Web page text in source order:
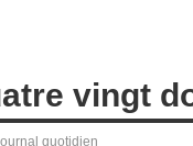
vingt
quotidien